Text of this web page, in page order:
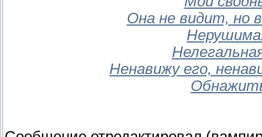
Она не видит, но
Ненавижу его,